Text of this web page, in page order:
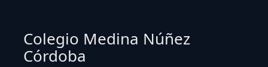
Colegio Medina Núñez
Córdoba